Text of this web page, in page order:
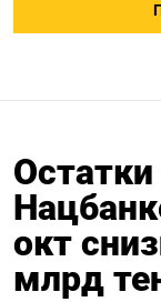
Остатки
окт
млрд